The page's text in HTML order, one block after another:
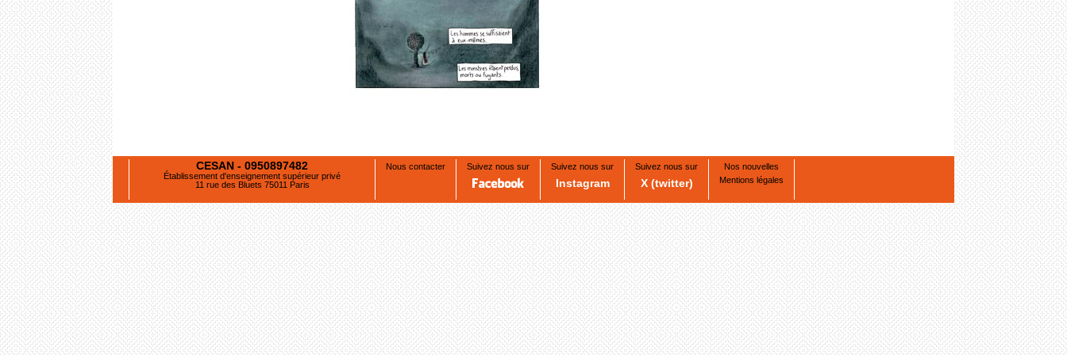
CESAN - 0950897482
Établissement d'enseignement supérieur privé
11 rue des Bluets 75011 Paris
Nous contacter Suivez nous sur Suivez nous sur
Instagram
Suivez nous sur
X (twitter)
Nos nouvelles
Mentions légales